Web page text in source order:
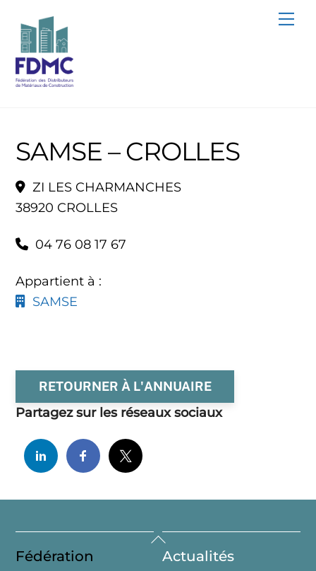
content
SAMSE – CROLLES
ZI LES CHARMANCHES
38920 CROLLES
04 76 08 17 67
Appartient à :
SAMSE
RETOURNER À L'ANNUAIRE
Partagez sur les réseaux sociaux
Back
To
Fédération Actualités